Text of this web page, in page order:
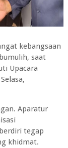
kebangsaan
saat
Upacara
Aparatur
tegap
khidmat.